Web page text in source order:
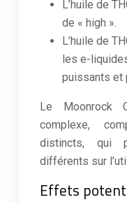
L’huile de
de « high ».
L’huile de
les e-
puissants et
Le Moonrock
complexe,
distincts, qui
différents sur
Effets